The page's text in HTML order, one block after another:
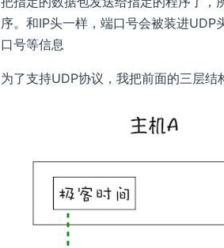
序。和IP头一样，端口号会被装进
口号等信息
为了支持UDP协议，我把前面的三层结